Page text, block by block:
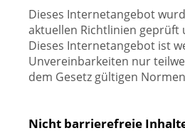
Dieses Internetangebot
aktuellen Richtlinien geprüft
Dieses Internetangebot ist
Unvereinbarkeiten nur
dem Gesetz gültigen
Nicht barrierefreie